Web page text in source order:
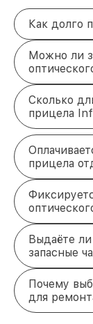
Как долго
Можно ли
Сколько
прицела
прицела
Выдаёте
запасные
Почему
для